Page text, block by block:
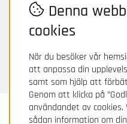
Svenska
Denna
cookies
När du besöker vår
att anpassa din
samt som hjälp att
Genom att klicka på
användandet av
sådan information om